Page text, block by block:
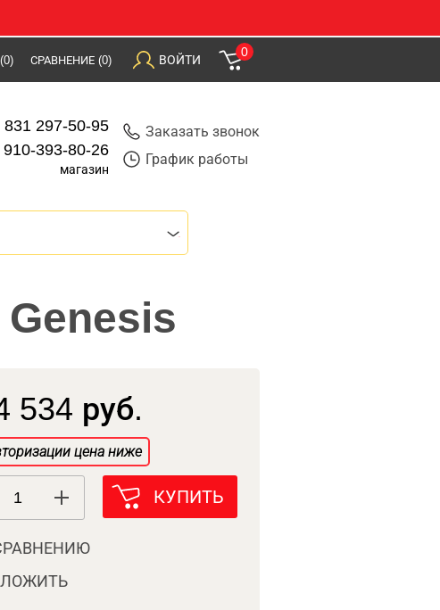
(0) СРАВНЕНИЕ (0) ВОЙТИ
0
831 297-50-95
910-393-80-26
магазин
Заказать звонок
График работы
Genesis
534 руб.
цена ниже
КУПИТЬ